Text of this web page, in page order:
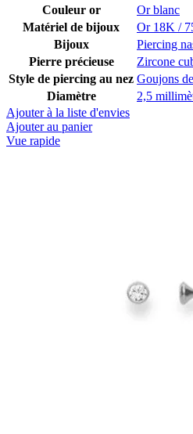
Couleur or
Or blanc
Matériel de bijoux
Or 18K /
Bijoux
Piercing
Pierre précieuse
Zircone
Style de piercing au nez Goujons
Diamètre
2,5
Ajouter à la liste d'envies
Ajouter au panier
Vue rapide